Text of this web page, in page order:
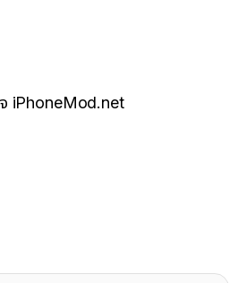
iPhoneMod.net